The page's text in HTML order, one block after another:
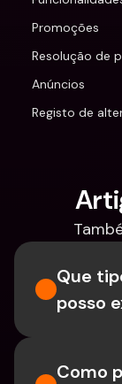
Promoções
Resolução de
Anúncios
Registo de
Que
posso
Como